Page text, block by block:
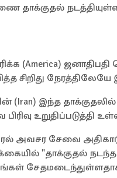
தாக்குதல்
(America)
சிறிது
(Iran) இந்த
உறுதிப்படுத்தி
அவசர சேவை
"தாக்குதல் நடந்த